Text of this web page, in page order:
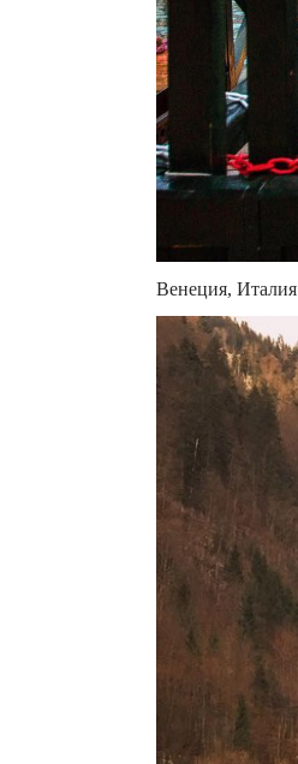
Венеция, Италия